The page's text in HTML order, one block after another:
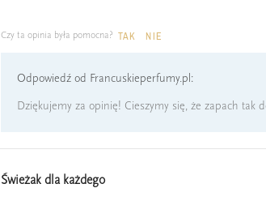
Czy ta opinia była pomocna? TAK NIE
Odpowiedź od Francuskieperfumy.pl:
Dziękujemy za opinię! Cieszymy się, że zapach tak
Świeżak dla każdego